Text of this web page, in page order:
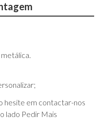
hesite em contactar-nos
lado Pedir Mais